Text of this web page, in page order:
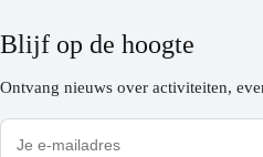
Blijf op de hoogte
Ontvang nieuws over activiteiten,